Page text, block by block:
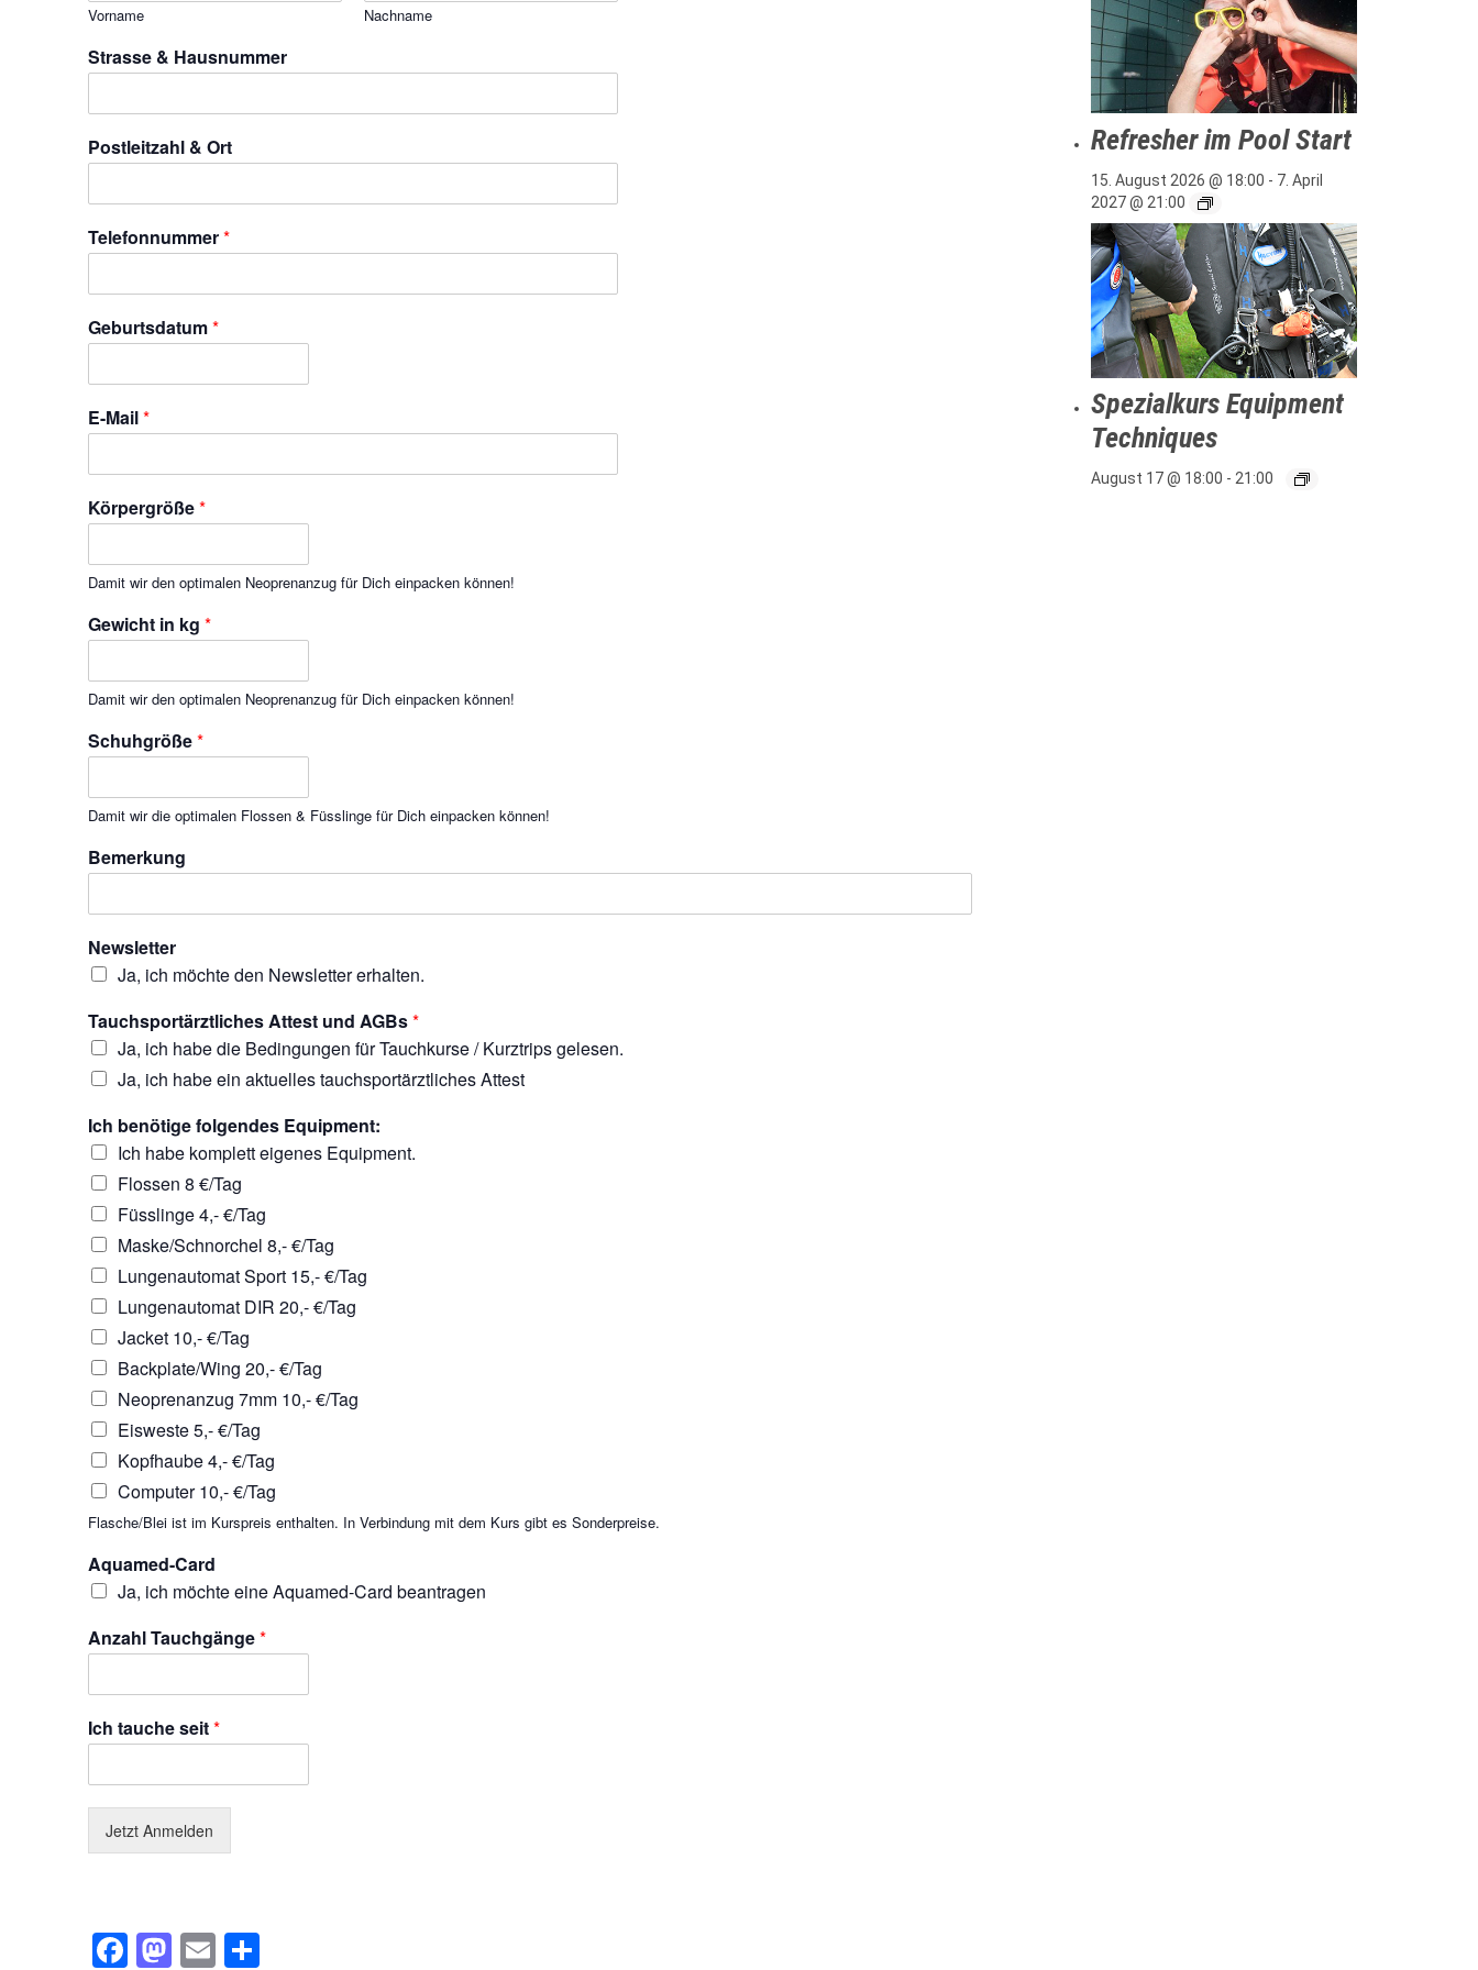
Vorname Nachname
Strasse & Hausnummer
Postleitzahl & Ort
Telefonnummer*
Geburtsdatum*
E-Mail*
Körpergröße*
Damit wir den optimalen Neoprenanzug für Dich einpacken können!
Gewicht in kg *
Damit wir den optimalen Neoprenanzug für Dich einpacken können!
Schuhgröße*
Damit wir die optimalen Flossen & Füsslinge für Dich einpacken können!
Bemerkung
Newsletter
Ja, ich möchte den Newsletter erhalten.
Tauchsportärztliches Attest und AGBs*
Ja, ich habe die Bedingungen für Tauchkurse / Kurztrips gelesen.
Ja, ich habe ein aktuelles tauchsportärztliches Attest
Ich benötige folgendes Equipment:
Ich habe komplett eigenes Equipment.
Flossen 8 €/Tag
Füsslinge 4,- €/Tag
Maske/Schnorchel 8,- €/Tag
Lungenautomat Sport 15,- €/Tag
Lungenautomat DIR 20,- €/Tag
Jacket 10,- €/Tag
Backplate/Wing 20,- €/Tag
Neoprenanzug 7mm 10,- €/Tag
Eisweste 5,- €/Tag
Kopfhaube 4,- €/Tag
Computer 10,- €/Tag
Flasche/Blei ist im Kurspreis enthalten. In Verbindung mit dem Kurs gibt es Sonderpreise.
Aquamed-Card
Ja, ich möchte eine Aquamed-Card beantragen
Anzahl Tauchgänge*
Ich tauche seit*
Jetzt Anmelden
Facebook
Mastodon
Email
Refresher im Pool Start
15. August 2026 @ 18:00 - 7. April
2027 @ 21:00
Spezialkurs Equipment
Techniques
August 17 @ 18:00 - 21:00